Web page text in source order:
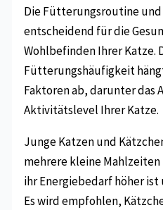
Die Fütterungsroutine
entscheidend für die
Wohlbefinden Ihrer Katze.
Fütterungshäufigkeit
Faktoren ab, darunter das
Aktivitätslevel Ihrer Katze.
Junge Katzen und
mehrere kleine
ihr Energiebedarf höher
Es wird empfohlen,